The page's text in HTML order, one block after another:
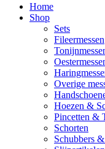
Home
Shop
Sets
Fileermessen
Overige
Hoezen &
Pincetten &
Schorten
Schubbers